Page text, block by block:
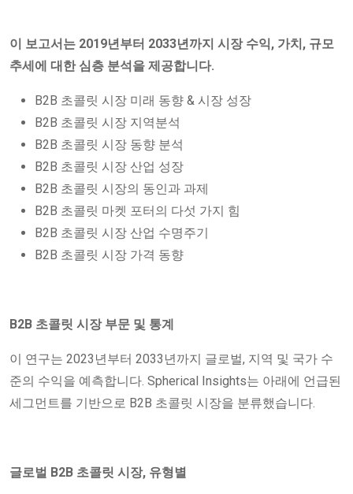
이 보고서는 2019년부터 2033년까지 시장 수익, 가치, 규모
추세에 대한 심층 분석을 제공합니다.
B2B 초콜릿 시장 미래 동향 & 시장 성장
B2B 초콜릿 시장 지역분석
B2B 초콜릿 시장 동향 분석
B2B 초콜릿 시장 산업 성장
B2B 초콜릿 시장의 동인과 과제
B2B 초콜릿 마켓 포터의 다섯 가지 힘
B2B 초콜릿 시장 산업 수명주기
B2B 초콜릿 시장 가격 동향
B2B 초콜릿 시장 부문 및 통계
이 연구는 2023년부터 2033년까지 글로벌, 지역 및 국가 수
준의 수익을 예측합니다. Spherical Insights는 아래에 언급된
세그먼트를 기반으로 B2B 초콜릿 시장을 분류했습니다.
글로벌 B2B 초콜릿 시장, 유형별